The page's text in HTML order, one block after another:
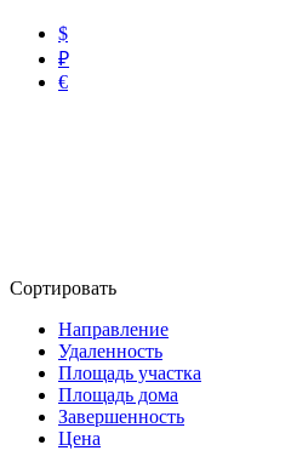
$
₽
€
Сортировать
Направление
Удаленность
Площадь участка
Площадь дома
Завершенность
Цена